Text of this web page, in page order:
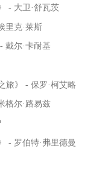
- 大卫·舒瓦茨
里克·莱斯
戴尔·卡耐基
旅》 - 保罗·柯艾略
格尔·路易兹
- 罗伯特·弗里德曼